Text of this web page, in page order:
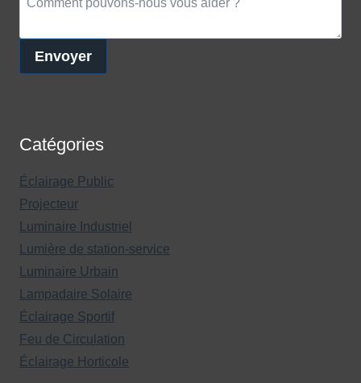
Envoyer
Catégories
Éclairage Public
Projecteur
Luminaire Industriel
Lumière de station-service
Luminaire Urbain
Lampadaire Solaire
Éclairage Sportif
Feu de Circulation
Éclairage Horticole